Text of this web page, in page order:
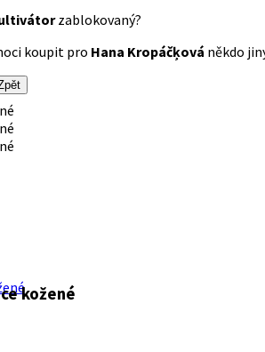
zablokovaný?
koupit pro Hana Kropáčķová někdo
kožené